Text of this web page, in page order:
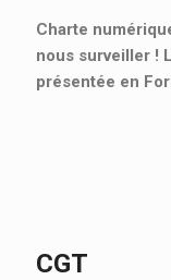
Charte
nous surveiller !
présentée en
CGT